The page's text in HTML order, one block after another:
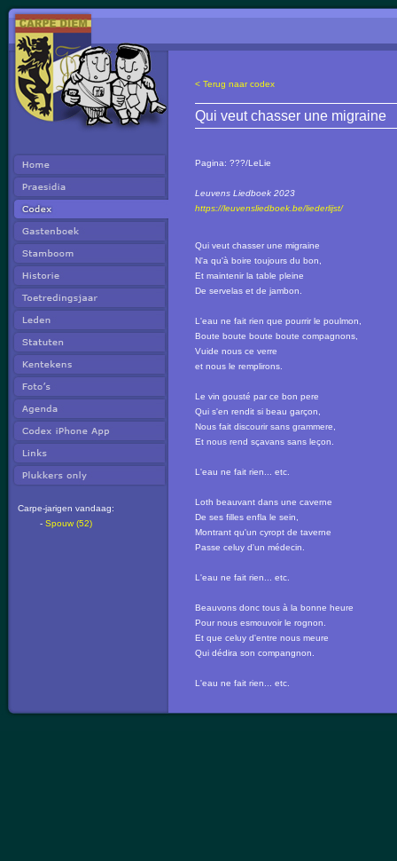
Carpe-jarigen vandaag:
- Spouw (52)
< Terug naar codex
Qui veut chasser une migraine
Pagina: ???/LeLie
Leuvens Liedboek 2023
https://leuvensliedboek.be/liederlijst/
Qui veut chasser une migraine
N'a qu'à boire toujours du bon,
Et maintenir la table pleine
De servelas et de jambon.
L'eau ne fait rien que pourrir le poulmon,
Boute boute boute boute compagnons,
Vuide nous ce verre
et nous le remplirons.
Le vin gousté par ce bon pere
Qui s'en rendit si beau garçon,
Nous fait discourir sans grammere,
Et nous rend sçavans sans leçon.
L'eau ne fait rien... etc.
Loth beauvant dans une caverne
De ses filles enfla le sein,
Montrant qu'un cyropt de taverne
Passe celuy d'un médecin.
L'eau ne fait rien... etc.
Beauvons donc tous à la bonne heure
Pour nous esmouvoir le rognon.
Et que celuy d'entre nous meure
Qui dédira son compangnon.
L'eau ne fait rien... etc.